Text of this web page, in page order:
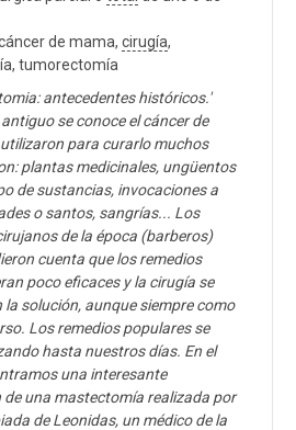
de mama, cirugía,
tumorectomía
antecedentes históricos.'
se conoce el cáncer de
para curarlo muchos
plantas medicinales, ungüentos
de sustancias, invocaciones a
o santos, sangrías... Los
de la época (barberos)
cuenta que los remedios
poco eficaces y la cirugía se
la solución, aunque siempre como
Los remedios populares se
hasta nuestros días. En el
una interesante
de una mastectomía realizada por
de Leonidas, un médico de la